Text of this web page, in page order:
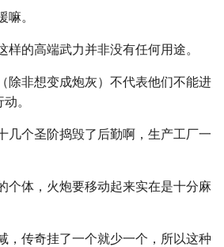
。
样的高端武力并非没有任何用途。
除非想变成炮灰）不代表他们不能进
。
几个圣阶捣毁了后勤啊，生产工厂一
个体，火炮要移动起来实在是十分麻
，传奇挂了一个就少一个，所以这种